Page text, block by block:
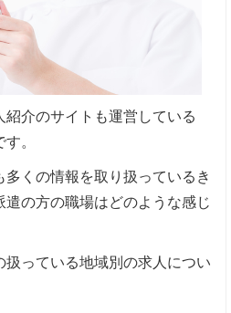
介のサイトも運営している
。
くの情報を取り扱っているき
遣の方の職場はどのような感じ
っている地域別の求人につい